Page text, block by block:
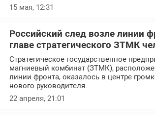
15 мая, 12:31
Российский след возле линии
главе стратегического ЗТМК
Стратегическое государственное
магниевый комбинат (ЗТМК),
линии фронта, оказалось в центре
нового руководителя.
22 апреля, 21:01